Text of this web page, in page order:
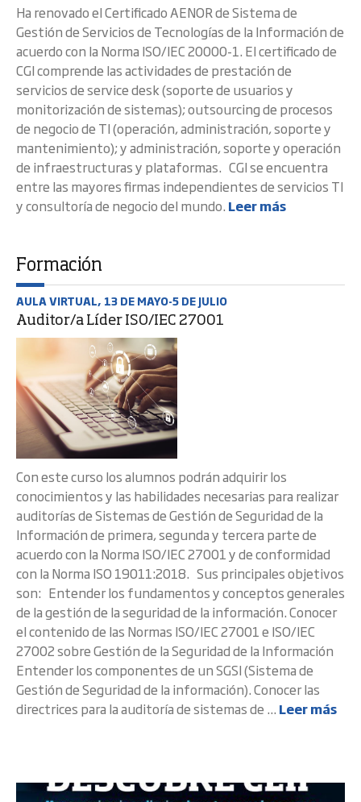
Ha renovado el Certificado AENOR de Sistema de
Gestión de Servicios de Tecnologías de la Información de
acuerdo con la Norma ISO/IEC 20000-1. El certificado de
CGI comprende las actividades de prestación de
servicios de service desk (soporte de usuarios y
monitorización de sistemas); outsourcing de procesos
de negocio de TI (operación, administración, soporte y
mantenimiento); y administración, soporte y operación
de infraestructuras y plataformas. CGI se encuentra
entre las mayores firmas independientes de servicios TI
y consultoría de negocio del mundo. Leer más
Formación
AULA VIRTUAL, 13 DE MAYO-5 DE JULIO
Auditor/a Líder ISO/IEC 27001
Con este curso los alumnos podrán adquirir los
conocimientos y las habilidades necesarias para realizar
auditorías de Sistemas de Gestión de Seguridad de la
Información de primera, segunda y tercera parte de
acuerdo con la Norma ISO/IEC 27001 y de conformidad
con la Norma ISO 19011:2018. Sus principales objetivos
son: Entender los fundamentos y conceptos generales
de la gestión de la seguridad de la información. Conocer
el contenido de las Normas ISO/IEC 27001 e ISO/IEC
27002 sobre Gestión de la Seguridad de la Información
Entender los componentes de un SGSI (Sistema de
Gestión de Seguridad de la información). Conocer las
directrices para la auditoría de sistemas de ... Leer más